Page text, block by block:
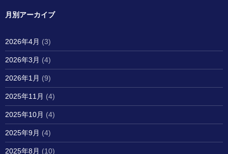
月別アーカイブ
2026年4月 (3)
2026年3月 (4)
2026年1月 (9)
2025年11月 (4)
2025年10月 (4)
2025年9月 (4)
2025年8月 (10)